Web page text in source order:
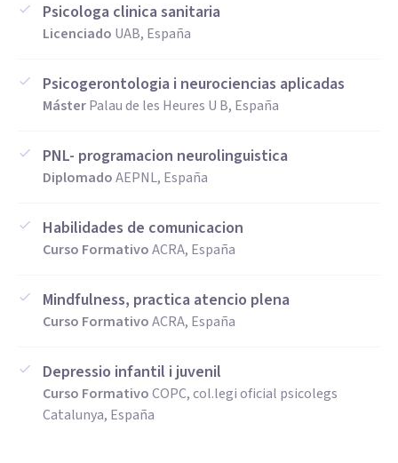
Psicologa clinica sanitaria
Licenciado UAB, España
Psicogerontologia i neurociencias aplicadas
MásterPalau de les Heures U B, España
PNL- programacion neurolinguistica
DiplomadoAEPNL, España
Habilidades de comunicacion
Curso FormativoACRA, España
Mindfulness, practica atencio plena
Curso FormativoACRA, España
Depressio infantil i juvenil
Curso FormativoCOPC, col.legi oficial psicolegs
Catalunya, España